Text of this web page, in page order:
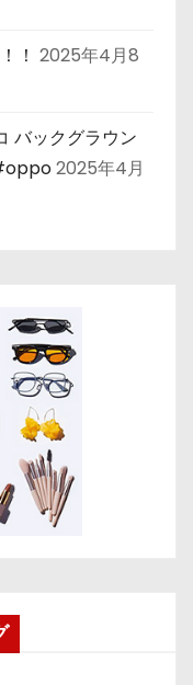
！ 2025年4月8
バックグラウン
2025年4月